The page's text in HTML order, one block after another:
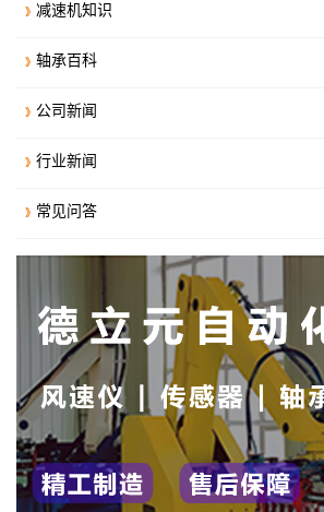
减速机知识
轴承百科
公司新闻
行业新闻
常见问答